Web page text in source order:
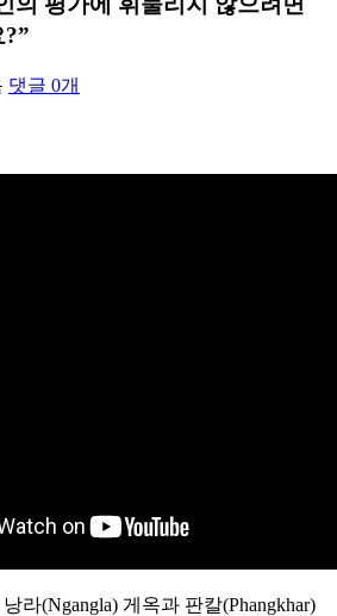
댓글 0개
라(Ngangla) 게옥과 판칼(Phangkhar)